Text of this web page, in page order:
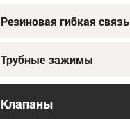
Резиновая гибкая связь
Трубные зажимы
Клапаны